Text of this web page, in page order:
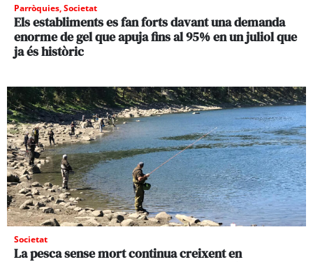
Parròquies,Societat
Els establiments es fan forts davant una demanda
enorme de gel que apuja fins al 95% en un juliol que
ja és històric
Societat
La pesca sense mort continua creixent en